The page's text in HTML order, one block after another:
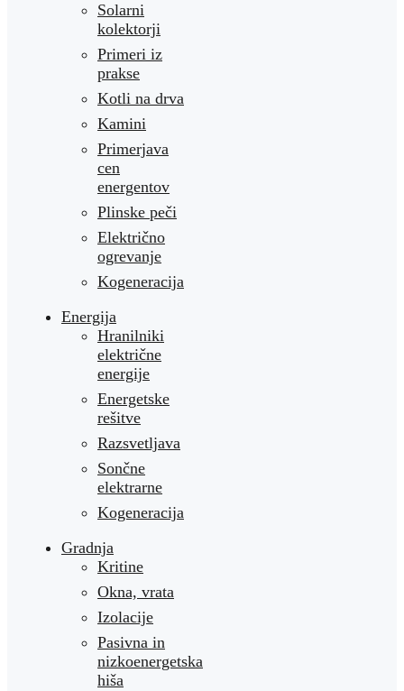
Solarni
kolektorji
Primeri iz
prakse
Kotli na drva
Kamini
Primerjava
cen
energentov
Plinske peči
Električno
ogrevanje
Kogeneracija
Energija
Hranilniki
električne
energije
Energetske
rešitve
Razsvetljava
Sončne
elektrarne
Kogeneracija
Gradnja
Kritine
Okna, vrata
Izolacije
Pasivna in
nizkoenergetska
hiša